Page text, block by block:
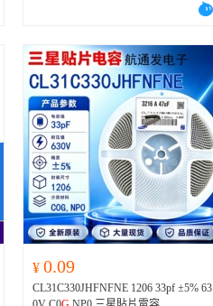
¥ 0.09
CL31C330JHFNFNE 1206 33pf ±5% 63